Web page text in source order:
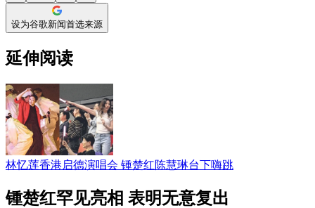
设为谷歌新闻首选来源
延伸阅读
林忆莲香港启德演唱会 锺楚红陈慧琳台下嗨跳
锺楚红罕见亮相 表明无意复出